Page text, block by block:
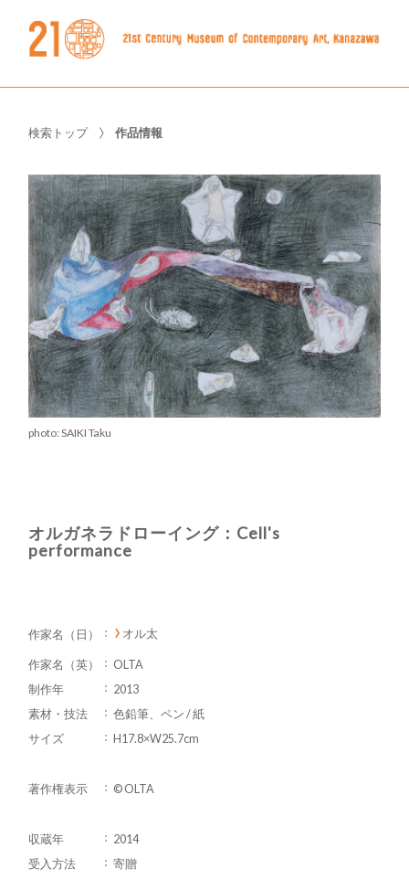
検索トップ 作品情報
photo: SAIKI Taku
オルガネラドローイング：Cell's
performance
作家名（日） オル太
作家名（英）
OLTA
制作年
2013
素材・技法
色鉛筆、ペン / 紙
サイズ
H17.8×W25.7cm
著作権表示 © OLTA
収蔵年
2014
受入方法
寄贈